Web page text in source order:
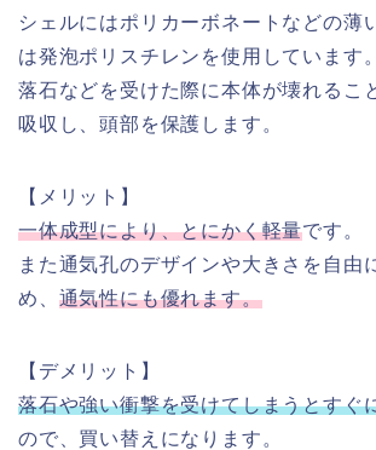
シェルにはポリカーボネートなどの薄
は発泡ポリスチレンを使用しています。
落石などを受けた際に本体が壊れるこ
吸収し、頭部を保護します。
【メリット】
一体成型により、とにかく軽量です。
また通気孔のデザインや大きさを自由
め、 通気性にも優れます。
【デメリット】
落石や強い衝撃を受けてしまうとすぐ
ので、買い替えになります。